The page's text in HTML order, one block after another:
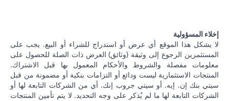
إخلاء المسؤولية
لا يشكل هذا الموقع أي عرض أو استدراج للشراء أو البيع. يجب على
المستثمرين الرجوع إلى وثيقة (وثائق) العرض ذات الصلة للحصول على
معلومات مفصلة والشروط والأحكام المعمول بها قبل الاشتراك.
المنتجات الاستثمارية ليست ودائع أو التزامات بنكية أو مضمونة من قبل
سيتي بنك إن. إيه. أو سيتي جروب إنك. أي من الشركات التابعة لها أو
الشركات التابعة لها ما لم يُذكر على وجه التحديد. لا يتم تأمين المنتجات